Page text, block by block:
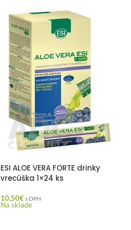
ESI ALOE VERA FORTE drinky
vrecúška 1×24 ks
10,50€ s DPH
Na sklade